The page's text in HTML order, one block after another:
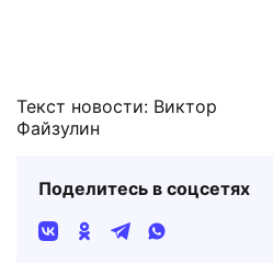
Текст новости: Виктор
Файзулин
Поделитесь в соцсетях